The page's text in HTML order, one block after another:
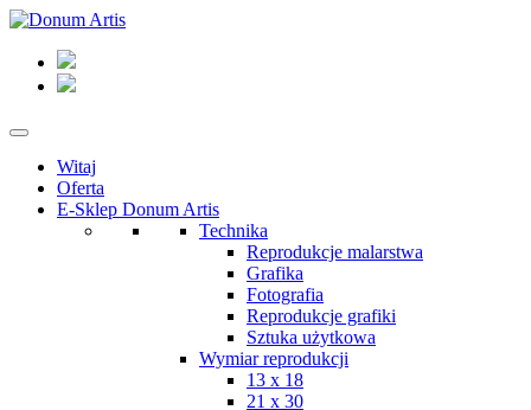
Witaj
Oferta
E-Sklep Donum Artis
Technika
Reprodukcje malarstwa
Grafika
Fotografia
Reprodukcje grafiki
Sztuka użytkowa
Wymiar reprodukcji
13 x 18
21 x 30